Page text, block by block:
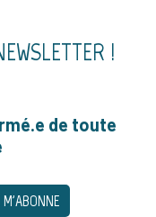
!
de toute